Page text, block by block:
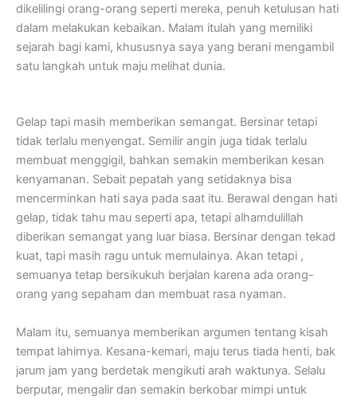
dikelilingi orang-orang seperti mereka, penuh ketulusan hati
dalam melakukan kebaikan. Malam itulah yang memiliki
sejarah bagi kami, khususnya saya yang berani mengambil
satu langkah untuk maju melihat dunia.
Gelap tapi masih memberikan semangat. Bersinar tetapi
tidak terlalu menyengat. Semilir angin juga tidak terlalu
membuat menggigil, bahkan semakin memberikan kesan
kenyamanan. Sebait pepatah yang setidaknya bisa
mencerminkan hati saya pada saat itu. Berawal dengan hati
gelap, tidak tahu mau seperti apa, tetapi alhamdulillah
diberikan semangat yang luar biasa. Bersinar dengan tekad
kuat, tapi masih ragu untuk memulainya. Akan tetapi ,
semuanya tetap bersikukuh berjalan karena ada orang-
orang yang sepaham dan membuat rasa nyaman.
Malam itu, semuanya memberikan argumen tentang kisah
tempat lahirnya. Kesana-kemari, maju terus tiada henti, bak
jarum jam yang berdetak mengikuti arah waktunya. Selalu
berputar, mengalir dan semakin berkobar mimpi untuk